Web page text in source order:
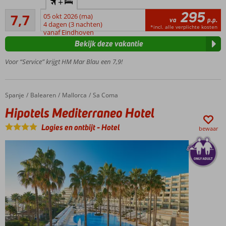
600 m
lopen
Heerlijke
ontspannen
Boek All
of
ontdek
de
lokale
keuken
Comfortabele
familiekamers
7,7
15
beoordelingen
05 okt 2026 (ma)
4 dagen (3 nachten)
vanaf Eindhoven
va 295 p.p.
*incl. alle verplichte kosten
Voor “Service” krijgt HM Mar Blau een 7,9!
Bekijk deze vakantie
Home
Spanje Balearen Mallorca Sa Coma
Hipotels Mediterraneo Hotel
Hipotels Mediterraneo Hotel
Logies en ontbijt-Hotel bewaar